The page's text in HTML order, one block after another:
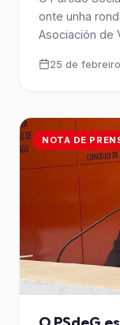
onte unha
Asociación de
reclamado
25 de
NOTA DE